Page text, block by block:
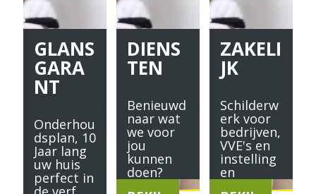
GLANS
GARA
NT
Onderhou
dsplan, 10
Jaar lang
uw huis
perfect in
DIENS
TEN
Benieuwd
naar wat
we voor
jou
kunnen
doen?
ZAKELI
JK
Schilderw
erk voor
bedrijven,
VVE's en
instelling
en